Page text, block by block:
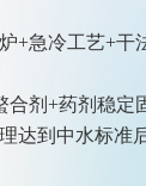
+急冷工艺+干
剂+药剂稳定
达到中水标准